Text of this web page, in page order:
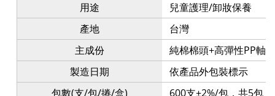
用途
兒童護理/卸妝保養
產地
台灣
主成份
純棉棉頭+高彈性PP軸
製造日期
依產品外包裝標示
包數(支/包/捲/盒)
600支±2%/包，共5包